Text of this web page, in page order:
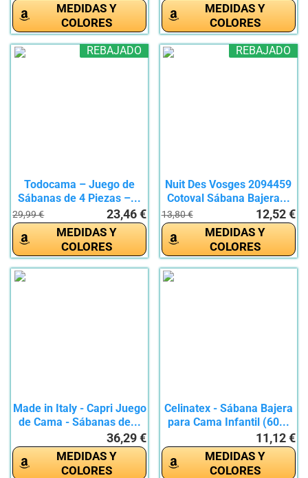
MEDIDAS Y
COLORES
MEDIDAS Y
COLORES
REBAJADO
Todocama – Juego de
Sábanas de 4 Piezas –...
29,99 € 23,46 €
MEDIDAS Y
COLORES
REBAJADO
Nuit Des Vosges 2094459
Cotoval Sábana Bajera...
13,80 € 12,52 €
MEDIDAS Y
COLORES
Made in Italy - Capri Juego
de Cama - Sábanas de...
36,29 €
MEDIDAS Y
COLORES
Celinatex - Sábana Bajera
para Cama Infantil (60...
11,12 €
MEDIDAS Y
COLORES